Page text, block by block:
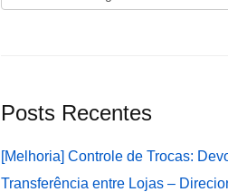
Posts Recentes
[Melhoria] Controle de Trocas:
Transferência entre Lojas –